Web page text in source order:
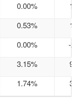
0.00%
0.53%
0.00% -
3.15%
1.74%